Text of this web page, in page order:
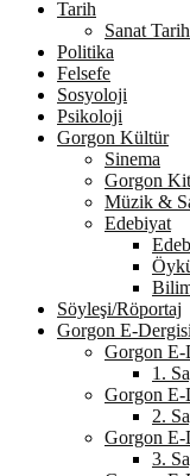
Tarih
Sanat
Politika
Felsefe
Sosyoloji
Psikoloji
Gorgon Kültür
Sinema
Gorgon
Müzik &
Edebiyat
Söyleşi/Röportaj
Gorgon E-Dergisi
Gorgon E-
1.
Gorgon E-
2.
Gorgon E-
3.